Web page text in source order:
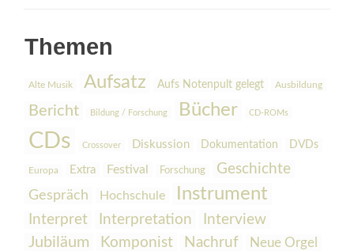
Themen
Alte Musik Aufsatz Aufs Notenpult gelegt Ausbildung
Bericht Bildung / Forschung Bücher CD-ROMs
CDs Crossover Diskussion Dokumentation DVDs
Europa Extra Festival Forschung Geschichte
Gespräch Hochschule Instrument
Interpret Interpretation
Interview
Jubiläum
Komponist Nachruf Neue Orgel